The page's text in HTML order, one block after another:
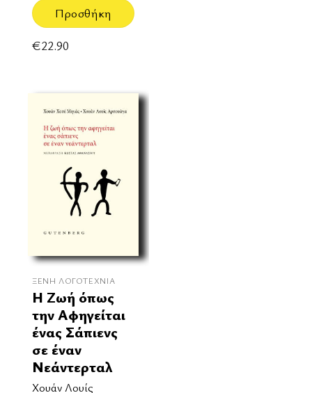
Προσθήκη
€22.90
ΞΈΝΗ ΛΟΓΟΤΕΧΝΊΑ
Η Ζωή όπως
την Αφηγείται
ένας Σάπιενς
σε έναν
Νεάντερταλ
Χουάν Λουίς